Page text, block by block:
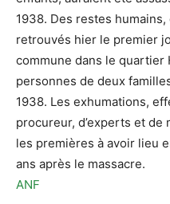
1938. Des restes
retrouvés hier le premier
commune dans le quartier
personnes de deux
1938. Les exhumations,
procureur, d’experts et
les premières à avoir lieu
ans après le massacre.
ANF